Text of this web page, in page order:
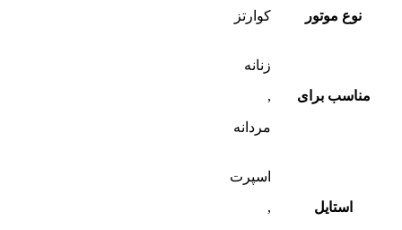
نوع موتور کوارتز
مناسب برای
زنانه
,
مردانه
استایل
اسپرت
,